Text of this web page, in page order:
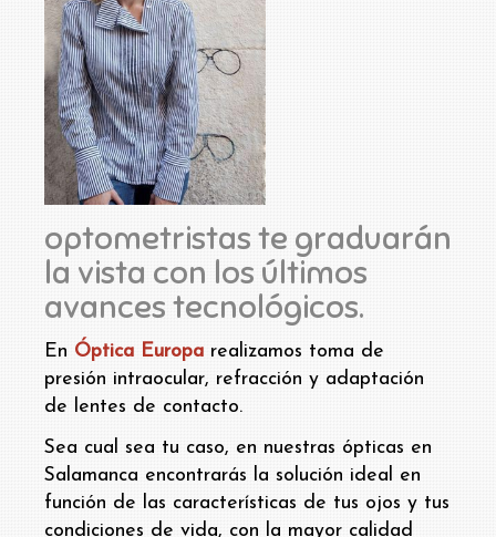
optometristas te graduarán
la vista con los últimos
avances tecnológicos.
En Óptica Europa realizamos toma de
presión intraocular, refracción y adaptación
de lentes de contacto.
Sea cual sea tu caso, en nuestras ópticas en
Salamanca encontrarás la solución ideal en
función de las características de tus ojos y tus
condiciones de vida, con la mayor calidad